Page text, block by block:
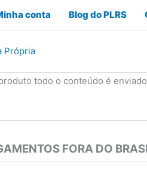
conta Blog do PLRS
todo o conteúdo é
FORA DO